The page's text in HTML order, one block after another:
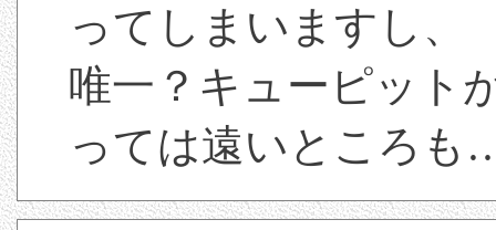
ってしまいますし、
唯一？キューピット
っては遠いところも